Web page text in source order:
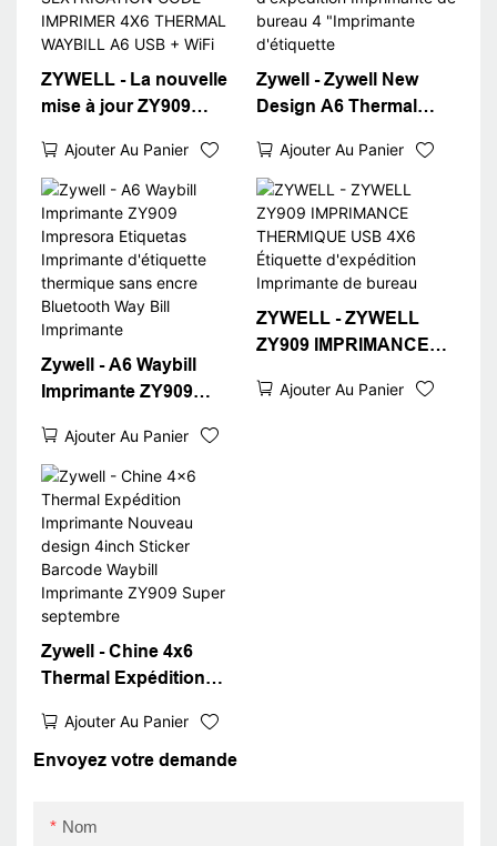
ZYWELL - La nouvelle
mise à jour ZY909
THERMIQUE
IMPRIMITÉ DE
SEXTRICATION CODE
IMPRIMER 4X6
THERMAL WAYBILL
A6 USB + WiFi
Ajouter Au Panier
Zywell - Zywell New
Design A6 Thermal
pour Logistics Express
Fast 4x6 Étiquette
d'expédition
Imprimante de bureau 4
"Imprimante d'étiquette
Ajouter Au Panier
Zywell - A6 Waybill
Imprimante ZY909
Imprimante d'étiquette
thermique sans encre
Bluetooth Way Bill
Imprimante
Ajouter Au Panier
ZYWELL - ZYWELL
ZY909 IMPRIMANCE
Étiquette d'expédition
Ajouter Au Panier
Zywell - Chine 4x6
Thermal Expédition
design 4inch Sticker
Barcode Waybill
Ajouter Au Panier
Envoyez votre demande
Nom